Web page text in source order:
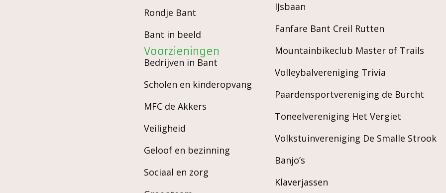
Rondje Bant
Bant in beeld
Voorzieningen
Bedrijven in Bant
Scholen en kinderopvang
MFC de Akkers
Veiligheid
Geloof en bezinning
Sociaal en zorg
IJsbaan
Fanfare Bant Creil Rutten
Mountainbikeclub Master of Trails
Volleybalvereniging Trivia
Paardensportvereniging de Burcht
Toneelvereniging Het Vergiet
Volkstuinvereniging De Smalle Strook
Banjo’s
Klaverjassen